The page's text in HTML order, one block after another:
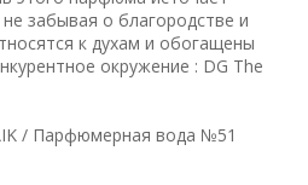
забывая о благородстве и
к духам и обогащены
окружение : DG The
/ Парфюмерная вода №51